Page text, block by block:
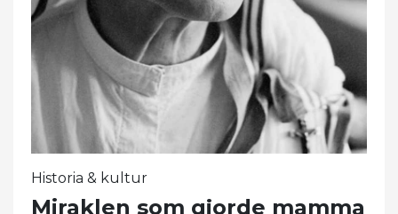
Historia & kultur
Miraklen som gjorde mamma